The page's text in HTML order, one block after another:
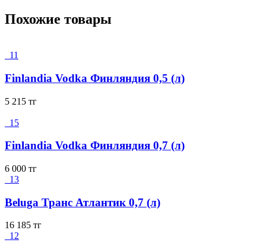
Похожие товары
11
Finlandia Vodka Финляндия 0,5 (л)
5 215 тг
15
Finlandia Vodka Финляндия 0,7 (л)
6 000 тг
13
Beluga Транс Атлантик 0,7 (л)
16 185 тг
12